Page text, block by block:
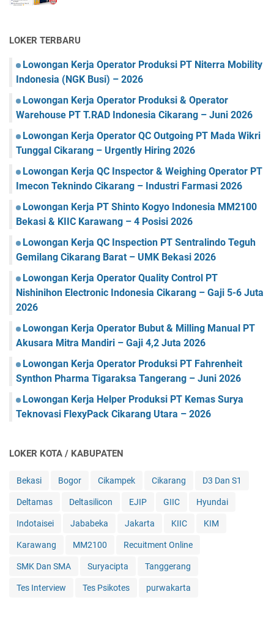
LOKER TERBARU
Lowongan Kerja Operator Produksi PT Niterra Mobility
Indonesia (NGK Busi) – 2026
Lowongan Kerja Operator Produksi & Operator
Warehouse PT T.RAD Indonesia Cikarang – Juni 2026
Lowongan Kerja Operator QC Outgoing PT Mada Wikri
Tunggal Cikarang – Urgently Hiring 2026
Lowongan Kerja QC Inspector & Weighing Operator PT
Imecon Teknindo Cikarang – Industri Farmasi 2026
Lowongan Kerja PT Shinto Kogyo Indonesia MM2100
Bekasi & KIIC Karawang – 4 Posisi 2026
Lowongan Kerja QC Inspection PT Sentralindo Teguh
Gemilang Cikarang Barat – UMK Bekasi 2026
Lowongan Kerja Operator Quality Control PT
Nishinihon Electronic Indonesia Cikarang – Gaji 5-6 Juta
2026
Lowongan Kerja Operator Bubut & Milling Manual PT
Akusara Mitra Mandiri – Gaji 4,2 Juta 2026
Lowongan Kerja Operator Produksi PT Fahrenheit
Synthon Pharma Tigaraksa Tangerang – Juni 2026
Lowongan Kerja Helper Produksi PT Kemas Surya
Teknovasi FlexyPack Cikarang Utara – 2026
LOKER KOTA / KABUPATEN
Bekasi Bogor Cikampek Cikarang D3 Dan S1
Deltamas Deltasilicon EJIP GIIC Hyundai
Indotaisei Jababeka Jakarta KIIC KIM
Karawang MM2100 Recuitment Online
SMK Dan SMA Suryacipta Tanggerang
Tes Interview Tes Psikotes purwakarta